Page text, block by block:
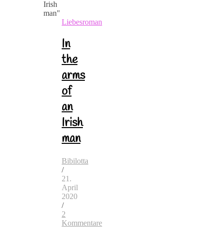
Liebesroman
In
the
arms
of
an
Irish
man
Bibilotta
/
21.
April
2020
/
2
Kommentare